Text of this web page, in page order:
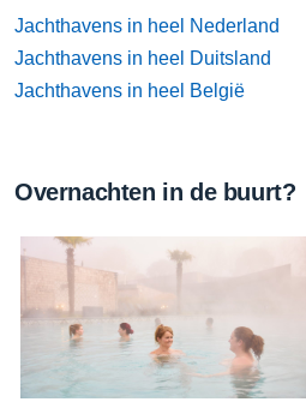
Jachthavens in heel Nederland
Jachthavens in heel Duitsland
Jachthavens in heel België
Overnachten in de buurt?